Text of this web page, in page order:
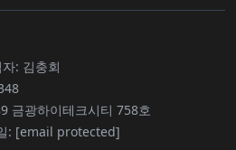
: 김충회
금광하이테크시티 758호
: [email protected]